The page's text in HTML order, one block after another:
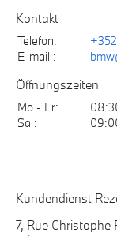
Kontakt
Telefon:
E-mail :
Öffnungszeiten
Mo - Fr:
Sa :
Kundendienst
7, Rue Christophe